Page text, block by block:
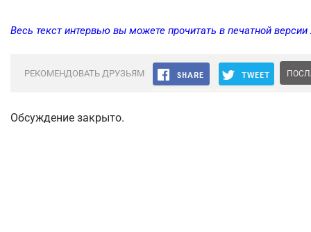
Весь текст интервью вы можете прочитать в печатной
РЕКОМЕНДОВАТЬ ДРУЗЬЯМ
Обсуждение закрыто.